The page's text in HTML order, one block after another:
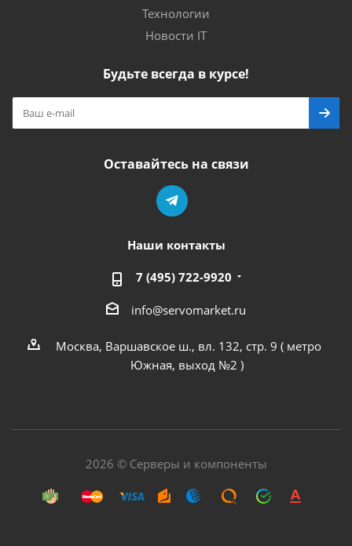
Технологии
Новости IT
Будьте всегда в курсе!
Оставайтесь на связи
Наши контакты
7 (495) 722-9920
info@servomarket.ru
Москва, Варшавское ш., вл. 132, стр. 9 ( метро
Южная, выход №2 )
2026 © Серверы и компоненты